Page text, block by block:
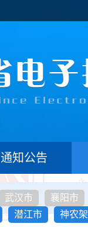
通知公告
武汉市 襄阳市
潜江市 神农架